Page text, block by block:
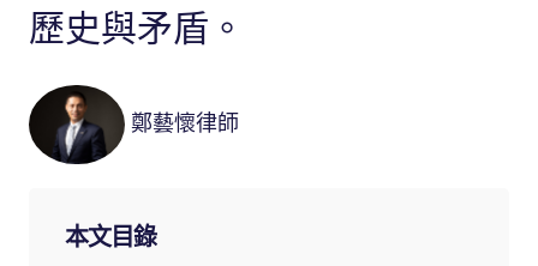
歷史與矛盾。
鄭藝懷律師
本文目錄